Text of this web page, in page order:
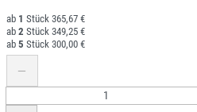
1
365,67 €
2
349,25 €
5
300,00 €